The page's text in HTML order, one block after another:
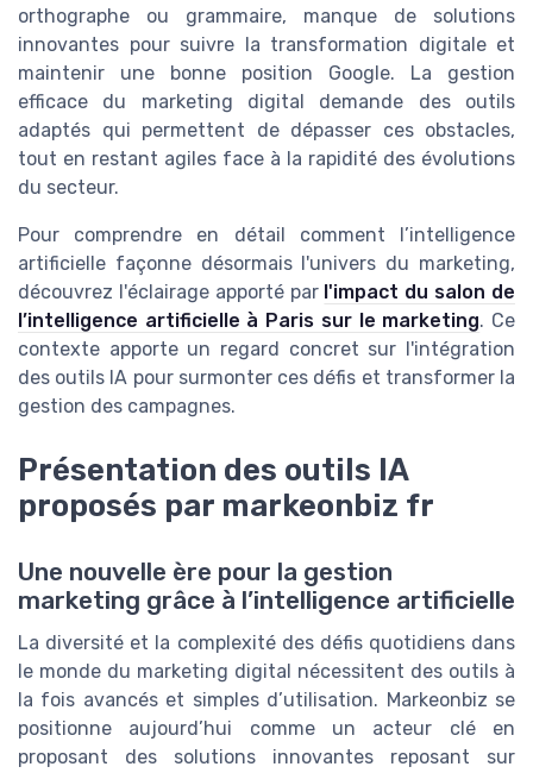
orthographe ou grammaire, manque de solutions
innovantes pour suivre la transformation digitale et
maintenir une bonne position Google. La gestion
efficace du marketing digital demande des outils
adaptés qui permettent de dépasser ces obstacles,
tout en restant agiles face à la rapidité des évolutions
du secteur.
Pour comprendre en détail comment l’intelligence
artificielle façonne désormais l'univers du marketing,
découvrez l'éclairage apporté par l'impact du salon de
l’intelligence artificielle à Paris sur le marketing. Ce
contexte apporte un regard concret sur l'intégration
des outils IA pour surmonter ces défis et transformer la
gestion des campagnes.
Présentation des outils IA
proposés par markeonbiz fr
Une nouvelle ère pour la gestion
marketing grâce à l’intelligence artificielle
La diversité et la complexité des défis quotidiens dans
le monde du marketing digital nécessitent des outils à
la fois avancés et simples d’utilisation. Markeonbiz se
positionne aujourd’hui comme un acteur clé en
proposant des solutions innovantes reposant sur